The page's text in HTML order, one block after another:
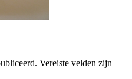
Vereiste velden zijn